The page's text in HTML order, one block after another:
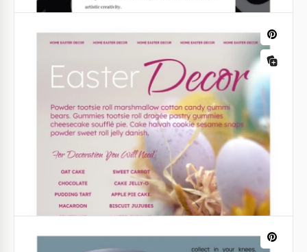
Articolo illustrativo viola
Scatena la creatività con il nostro Modello di Articolo
Google Docs
Black and White Street Art Article: